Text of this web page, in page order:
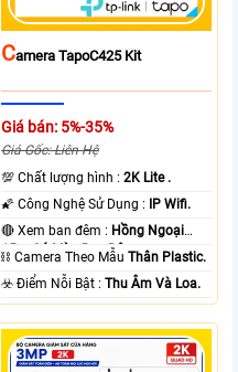
CAmera TapoC425 Kit
Giá bán: 5%-35%
Giá Gốc: Liên Hệ
💯 Chất lượng hình :2K Lite .
🌠 Công Nghệ Sử Dụng : IP Wifi.
🔴 Xem ban đêm : Hồng Ngoại
15m Có Màu Ban Ðêm.
⛓ Camera Theo MẫuThân Plastic.
️☣️ Điểm Nỗi Bật :Thu Âm Và Loa.